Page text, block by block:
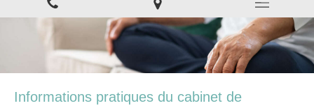
Informations pratiques du cabinet de